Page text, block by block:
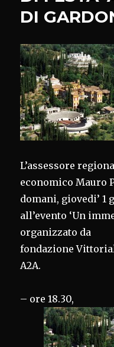
DI
L’assessore
economico Mauro
domani, giovedi’ 1
all’evento ‘Un
organizzato da
fondazione
A2A.
– ore 18.30,